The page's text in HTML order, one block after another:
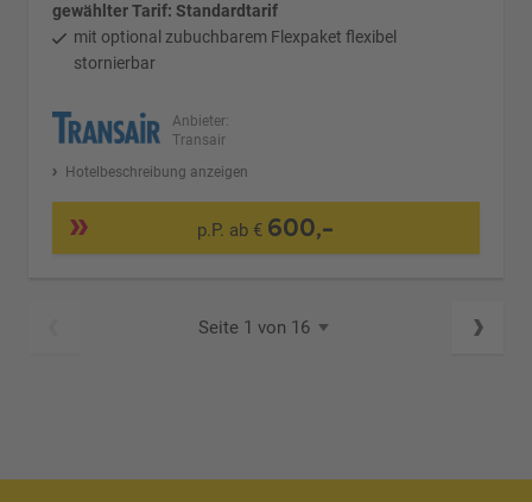
gewählter Tarif: Standardtarif
mit optional zubuchbarem Flexpaket flexibel
stornierbar
Anbieter:
Transair
Hotelbeschreibung anzeigen
p.P. ab € 600,-
Seite 1 von 16